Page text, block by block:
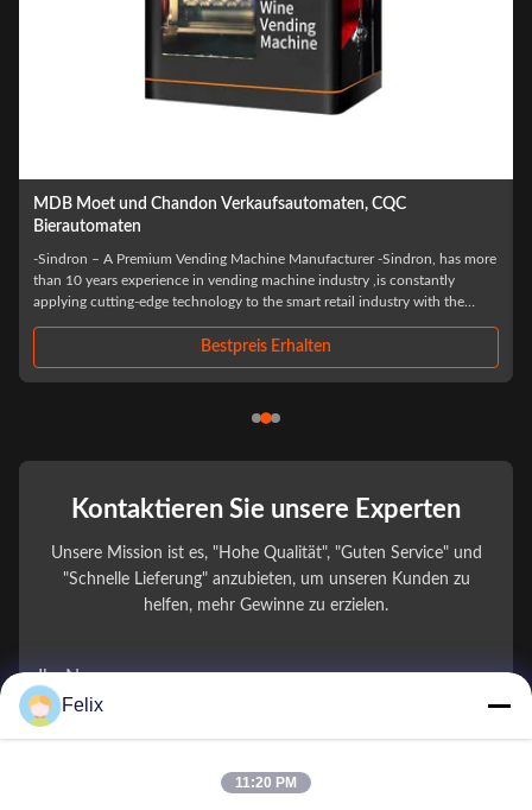
MDB Moet und Chandon Verkaufsautomaten, CQC
Bierautomaten
-Sindron – A Premium Vending Machine Manufacturer -Sindron, has more
than 10 years experience in vending machine industry ,is constantly
applying cutting-edge technology to the smart retail industry with the
Bestpreis Erhalten
Kontaktieren Sie unsere Experten
Unsere Mission ist es, "Hohe Qualität", "Guten Service" und
"Schnelle Lieferung" anzubieten, um unseren Kunden zu
helfen, mehr Gewinne zu erzielen.
Ihr Name
Felix
11:20 PM